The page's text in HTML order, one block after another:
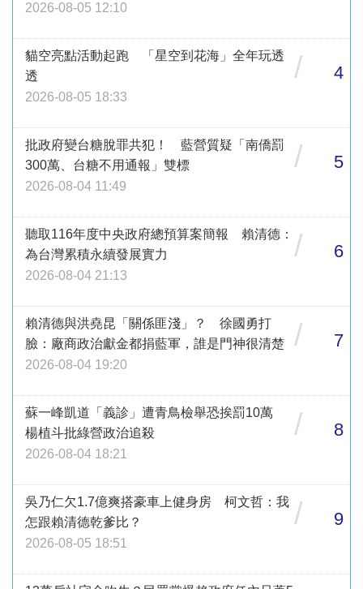
2026-08-05 12:10
貓空亮點活動起跑 「星空到花海」全年玩透
透
2026-08-05 18:33
/ 4
批政府變台糖脫罪共犯！ 藍營質疑「南僑罰
300萬、台糖不用通報」雙標
2026-08-04 11:49
/ 5
聽取116年度中央政府總預算案簡報 賴清德：
為台灣累積永續發展實力
2026-08-04 21:13
/ 6
賴清德與洪堯昆「關係匪淺」？ 徐國勇打
臉：廠商政治獻金都捐藍軍，誰是門神很清楚
2026-08-04 19:20
/ 7
蘇一峰凱道「義診」遭青鳥檢舉恐挨罰10萬
楊植斗批綠營政治追殺
2026-08-04 18:21
/ 8
吳乃仁欠1.7億爽搭豪車上健身房 柯文哲：我
怎跟賴清德乾爹比？
2026-08-05 18:51
/ 9